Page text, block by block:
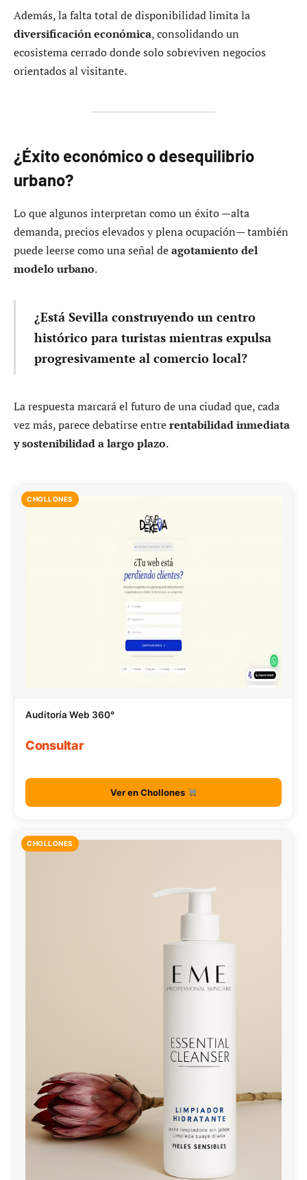
Además, la falta total de disponibilidad limita la
diversificación económica, consolidando un
ecosistema cerrado donde solo sobreviven negocios
orientados al visitante.
¿Éxito económico o desequilibrio
urbano?
Lo que algunos interpretan como un éxito —alta
demanda, precios elevados y plena ocupación— también
puede leerse como una señal deagotamiento del
modelo urbano.
¿Está Sevilla construyendo un centro
histórico para turistas mientras expulsa
progresivamente al comercio local?
La respuesta marcará el futuro de una ciudad que, cada
vez más, parece debatirse entrerentabilidad inmediata
y sostenibilidad a largo plazo.
CHOLLONES
Auditoría Web 360°
Consultar
Ver en Chollones
CHOLLONES